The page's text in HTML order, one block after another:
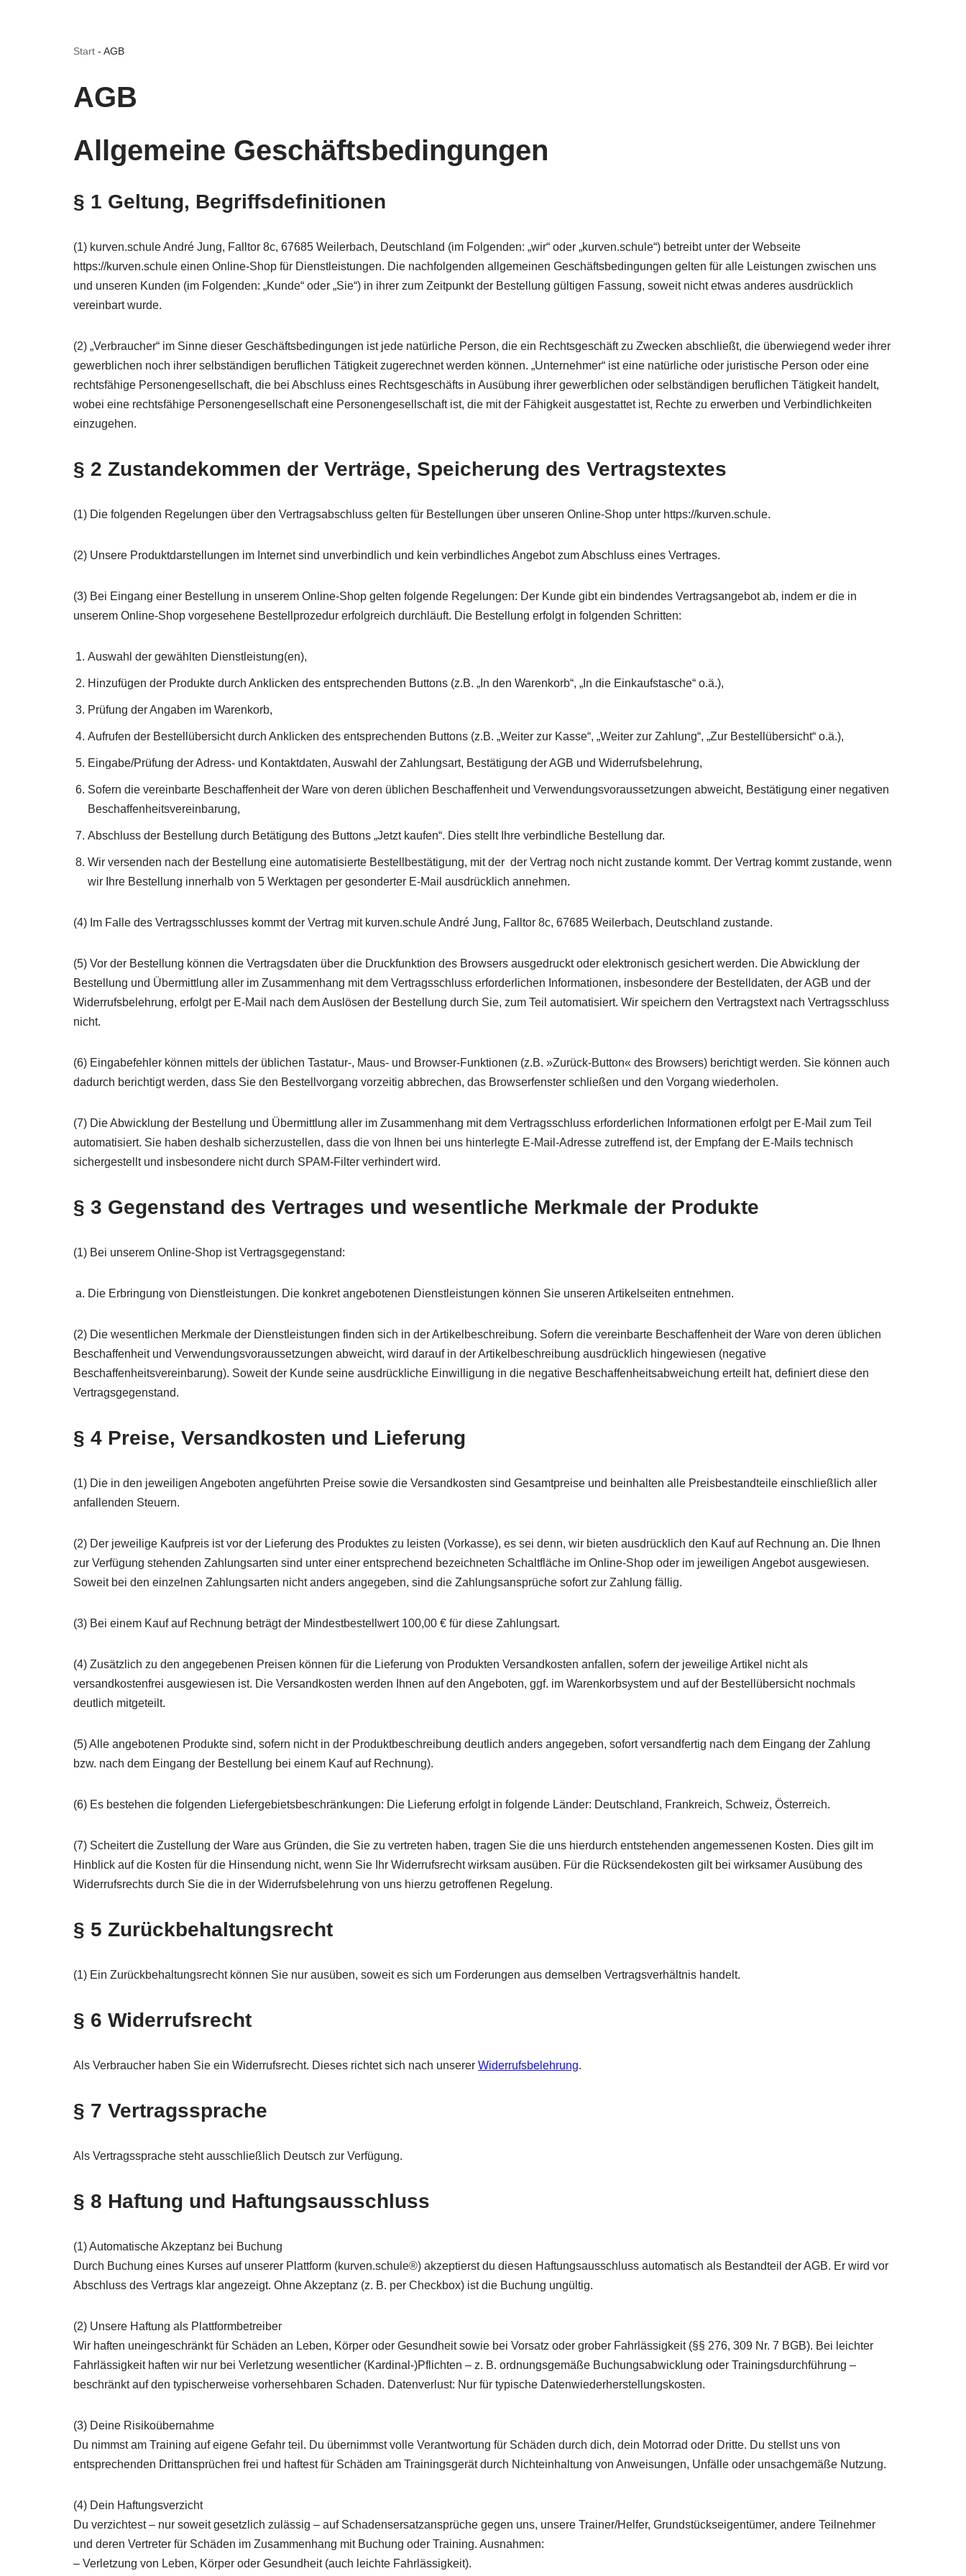
Start - AGB
AGB
Allgemeine Geschäftsbedingungen
§ 1 Geltung, Begriffsdefinitionen
(1) kurven.schule André Jung, Falltor 8c, 67685 Weilerbach, Deutschland (im Folgenden: „wir“ oder „kurven.schule“) betreibt unter der Webseite
https://kurven.schule einen Online-Shop für Dienstleistungen. Die nachfolgenden allgemeinen Geschäftsbedingungen gelten für alle Leistungen zwischen uns
und unseren Kunden (im Folgenden: „Kunde“ oder „Sie“) in ihrer zum Zeitpunkt der Bestellung gültigen Fassung, soweit nicht etwas anderes ausdrücklich
vereinbart wurde.
(2) „Verbraucher“ im Sinne dieser Geschäftsbedingungen ist jede natürliche Person, die ein Rechtsgeschäft zu Zwecken abschließt, die überwiegend weder ihrer
gewerblichen noch ihrer selbständigen beruflichen Tätigkeit zugerechnet werden können. „Unternehmer“ ist eine natürliche oder juristische Person oder eine
rechtsfähige Personengesellschaft, die bei Abschluss eines Rechtsgeschäfts in Ausübung ihrer gewerblichen oder selbständigen beruflichen Tätigkeit handelt,
wobei eine rechtsfähige Personengesellschaft eine Personengesellschaft ist, die mit der Fähigkeit ausgestattet ist, Rechte zu erwerben und Verbindlichkeiten
einzugehen.
§ 2 Zustandekommen der Verträge, Speicherung des Vertragstextes
(1) Die folgenden Regelungen über den Vertragsabschluss gelten für Bestellungen über unseren Online-Shop unter https://kurven.schule.
(2) Unsere Produktdarstellungen im Internet sind unverbindlich und kein verbindliches Angebot zum Abschluss eines Vertrages.
(3) Bei Eingang einer Bestellung in unserem Online-Shop gelten folgende Regelungen: Der Kunde gibt ein bindendes Vertragsangebot ab, indem er die in
unserem Online-Shop vorgesehene Bestellprozedur erfolgreich durchläuft. Die Bestellung erfolgt in folgenden Schritten:
Auswahl der gewählten Dienstleistung(en),
Hinzufügen der Produkte durch Anklicken des entsprechenden Buttons (z.B. „In den Warenkorb“, „In die Einkaufstasche“ o.ä.),
Prüfung der Angaben im Warenkorb,
Aufrufen der Bestellübersicht durch Anklicken des entsprechenden Buttons (z.B. „Weiter zur Kasse“, „Weiter zur Zahlung“, „Zur Bestellübersicht“ o.ä.),
Eingabe/Prüfung der Adress- und Kontaktdaten, Auswahl der Zahlungsart, Bestätigung der AGB und Widerrufsbelehrung,
Sofern die vereinbarte Beschaffenheit der Ware von deren üblichen Beschaffenheit und Verwendungsvoraussetzungen abweicht, Bestätigung einer negativen
Beschaffenheitsvereinbarung,
Abschluss der Bestellung durch Betätigung des Buttons „Jetzt kaufen“. Dies stellt Ihre verbindliche Bestellung dar.
Wir versenden nach der Bestellung eine automatisierte Bestellbestätigung, mit der der Vertrag noch nicht zustande kommt. Der Vertrag kommt zustande, wenn
wir Ihre Bestellung innerhalb von 5 Werktagen per gesonderter E-Mail ausdrücklich annehmen.
(4) Im Falle des Vertragsschlusses kommt der Vertrag mit kurven.schule André Jung, Falltor 8c, 67685 Weilerbach, Deutschland zustande.
(5) Vor der Bestellung können die Vertragsdaten über die Druckfunktion des Browsers ausgedruckt oder elektronisch gesichert werden. Die Abwicklung der
Bestellung und Übermittlung aller im Zusammenhang mit dem Vertragsschluss erforderlichen Informationen, insbesondere der Bestelldaten, der AGB und der
Widerrufsbelehrung, erfolgt per E-Mail nach dem Auslösen der Bestellung durch Sie, zum Teil automatisiert. Wir speichern den Vertragstext nach Vertragsschluss
nicht.
(6) Eingabefehler können mittels der üblichen Tastatur-, Maus- und Browser-Funktionen (z.B. »Zurück-Button« des Browsers) berichtigt werden. Sie können auch
dadurch berichtigt werden, dass Sie den Bestellvorgang vorzeitig abbrechen, das Browserfenster schließen und den Vorgang wiederholen.
(7) Die Abwicklung der Bestellung und Übermittlung aller im Zusammenhang mit dem Vertragsschluss erforderlichen Informationen erfolgt per E-Mail zum Teil
automatisiert. Sie haben deshalb sicherzustellen, dass die von Ihnen bei uns hinterlegte E-Mail-Adresse zutreffend ist, der Empfang der E-Mails technisch
sichergestellt und insbesondere nicht durch SPAM-Filter verhindert wird.
§ 3 Gegenstand des Vertrages und wesentliche Merkmale der Produkte
(1) Bei unserem Online-Shop ist Vertragsgegenstand:
Die Erbringung von Dienstleistungen. Die konkret angebotenen Dienstleistungen können Sie unseren Artikelseiten entnehmen.
(2) Die wesentlichen Merkmale der Dienstleistungen finden sich in der Artikelbeschreibung. Sofern die vereinbarte Beschaffenheit der Ware von deren üblichen
Beschaffenheit und Verwendungsvoraussetzungen abweicht, wird darauf in der Artikelbeschreibung ausdrücklich hingewiesen (negative
Beschaffenheitsvereinbarung). Soweit der Kunde seine ausdrückliche Einwilligung in die negative Beschaffenheitsabweichung erteilt hat, definiert diese den
Vertragsgegenstand.
§ 4 Preise, Versandkosten und Lieferung
(1) Die in den jeweiligen Angeboten angeführten Preise sowie die Versandkosten sind Gesamtpreise und beinhalten alle Preisbestandteile einschließlich aller
anfallenden Steuern.
(2) Der jeweilige Kaufpreis ist vor der Lieferung des Produktes zu leisten (Vorkasse), es sei denn, wir bieten ausdrücklich den Kauf auf Rechnung an. Die Ihnen
zur Verfügung stehenden Zahlungsarten sind unter einer entsprechend bezeichneten Schaltfläche im Online-Shop oder im jeweiligen Angebot ausgewiesen.
Soweit bei den einzelnen Zahlungsarten nicht anders angegeben, sind die Zahlungsansprüche sofort zur Zahlung fällig.
(3) Bei einem Kauf auf Rechnung beträgt der Mindestbestellwert 100,00 € für diese Zahlungsart.
(4) Zusätzlich zu den angegebenen Preisen können für die Lieferung von Produkten Versandkosten anfallen, sofern der jeweilige Artikel nicht als
versandkostenfrei ausgewiesen ist. Die Versandkosten werden Ihnen auf den Angeboten, ggf. im Warenkorbsystem und auf der Bestellübersicht nochmals
deutlich mitgeteilt.
(5) Alle angebotenen Produkte sind, sofern nicht in der Produktbeschreibung deutlich anders angegeben, sofort versandfertig nach dem Eingang der Zahlung
bzw. nach dem Eingang der Bestellung bei einem Kauf auf Rechnung).
(6) Es bestehen die folgenden Liefergebietsbeschränkungen: Die Lieferung erfolgt in folgende Länder: Deutschland, Frankreich, Schweiz, Österreich.
(7) Scheitert die Zustellung der Ware aus Gründen, die Sie zu vertreten haben, tragen Sie die uns hierdurch entstehenden angemessenen Kosten. Dies gilt im
Hinblick auf die Kosten für die Hinsendung nicht, wenn Sie Ihr Widerrufsrecht wirksam ausüben. Für die Rücksendekosten gilt bei wirksamer Ausübung des
Widerrufsrechts durch Sie die in der Widerrufsbelehrung von uns hierzu getroffenen Regelung.
§ 5 Zurückbehaltungsrecht
(1) Ein Zurückbehaltungsrecht können Sie nur ausüben, soweit es sich um Forderungen aus demselben Vertragsverhältnis handelt.
§ 6 Widerrufsrecht
Als Verbraucher haben Sie ein Widerrufsrecht. Dieses richtet sich nach unserer Widerrufsbelehrung.
§ 7 Vertragssprache
Als Vertragssprache steht ausschließlich Deutsch zur Verfügung.
§ 8 Haftung und Haftungsausschluss
(1) Automatische Akzeptanz bei Buchung
Durch Buchung eines Kurses auf unserer Plattform (kurven.schule®) akzeptierst du diesen Haftungsausschluss automatisch als Bestandteil der AGB. Er wird vor
Abschluss des Vertrags klar angezeigt. Ohne Akzeptanz (z. B. per Checkbox) ist die Buchung ungültig.
(2) Unsere Haftung als Plattformbetreiber
Wir haften uneingeschränkt für Schäden an Leben, Körper oder Gesundheit sowie bei Vorsatz oder grober Fahrlässigkeit (§§ 276, 309 Nr. 7 BGB). Bei leichter
Fahrlässigkeit haften wir nur bei Verletzung wesentlicher (Kardinal-)Pflichten – z. B. ordnungsgemäße Buchungsabwicklung oder Trainingsdurchführung –
beschränkt auf den typischerweise vorhersehbaren Schaden. Datenverlust: Nur für typische Datenwiederherstellungskosten.
(3) Deine Risikoübernahme
Du nimmst am Training auf eigene Gefahr teil. Du übernimmst volle Verantwortung für Schäden durch dich, dein Motorrad oder Dritte. Du stellst uns von
entsprechenden Drittansprüchen frei und haftest für Schäden am Trainingsgerät durch Nichteinhaltung von Anweisungen, Unfälle oder unsachgemäße Nutzung.
(4) Dein Haftungsverzicht
Du verzichtest – nur soweit gesetzlich zulässig – auf Schadensersatzansprüche gegen uns, unsere Trainer/Helfer, Grundstückseigentümer, andere Teilnehmer
und deren Vertreter für Schäden im Zusammenhang mit Buchung oder Training. Ausnahmen:
– Verletzung von Leben, Körper oder Gesundheit (auch leichte Fahrlässigkeit).